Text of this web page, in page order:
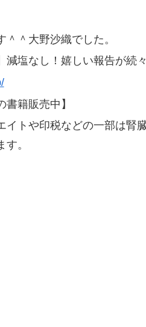
＾大野沙織でした。
減塩なし！嬉しい報告が続々
書籍販売中】
イトや印税などの一部は腎
。